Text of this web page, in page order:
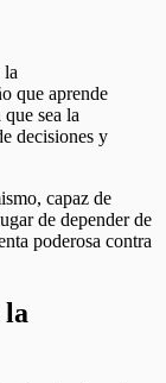
la
que aprende
sea la
decisiones y
capaz de
de depender de
poderosa contra
la